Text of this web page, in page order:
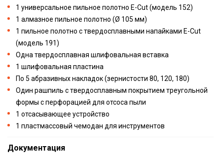
1 универсальное пильное полотно E-Cut (модель 152)
1 алмазное пильное полотно (Ø 105 мм)
1 пильное полотно с твердосплавными напайками E-Cut
(модель 191)
Одна твердосплавная шлифовальная вставка
1 шлифовальная пластина
По 5 абразивных накладок (зернистости 80, 120, 180)
Один рашпиль с твердосплавным покрытием треугольной
формы с перфорацией для отсоса пыли
1 отсасывающее устройство
1 пластмассовый чемодан для инструментов
Документация